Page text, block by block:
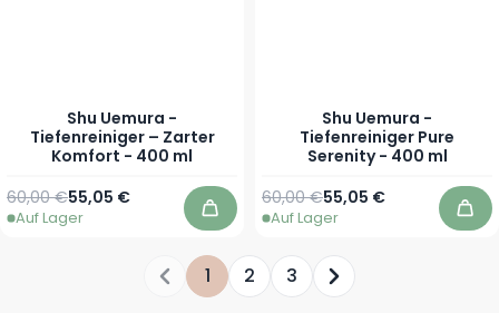
Shu Uemura -
Tiefenreiniger – Zarter
Komfort - 400 ml
Sonderpreis
55,05 €
Regulärer Preis
60,00 €
Auf Lager In den Warenkorb
Shu Uemura -
Tiefenreiniger Pure
Serenity - 400 ml
Sonderpreis
55,05 €
Regulärer Preis
60,00 €
Auf Lager In
Sie lesen gerade die Seite
1 Seite
2 Seite
3 Seite